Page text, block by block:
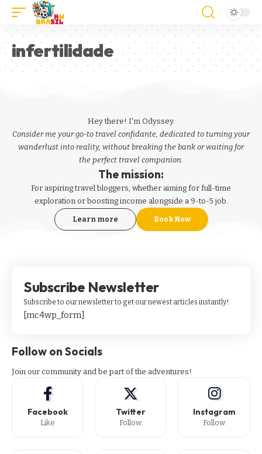
infertilidade
Hey there! I'm Odyssey.
Consider me your go-to travel confidante, dedicated to turning your
wanderlust into reality, without breaking the bank or waiting for
the perfect travel companion.
The mission:
For aspiringtravel bloggers, whether aiming for full-time
exploration or boosting income alongside a 9-to-5 job.
Learn more Book Now
Subscribe Newsletter
Subscribe to our newsletter to get our newest articles instantly!
[mc4wp_form]
Follow on Socials
Join our community and be part of the adventures!
Facebook
Like
Twitter
Follow
Instagram
Follow